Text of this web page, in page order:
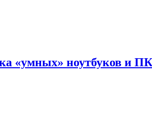
«умных» ноутбуков и ПК